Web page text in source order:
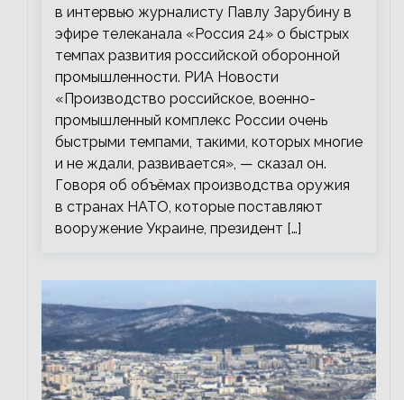
в интервью журналисту Павлу Зарубину в
эфире телеканала «Россия 24» о быстрых
темпах развития российской оборонной
промышленности. РИА Новости
«Производство российское, военно-
промышленный комплекс России очень
быстрыми темпами, такими, которых многие
и не ждали, развивается», — сказал он.
Говоря об объёмах производства оружия
в странах НАТО, которые поставляют
вооружение Украине, президент […]